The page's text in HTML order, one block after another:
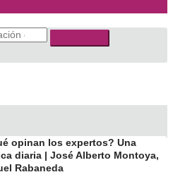
opinan los expertos? Una
diaria | José Alberto Montoya,
Rabaneda